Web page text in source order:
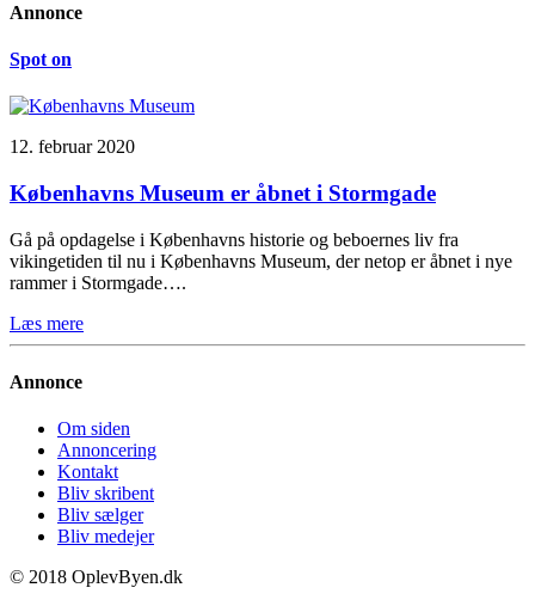
Annonce
Spot on
12. februar 2020
Københavns Museum er åbnet i Stormgade
Gå på opdagelse i Københavns historie og beboernes liv fra
vikingetiden til nu i Københavns Museum, der netop er åbnet i nye
rammer i Stormgade….
Læs mere
Annonce
Om siden
Annoncering
Kontakt
Bliv skribent
Bliv sælger
Bliv medejer
© 2018 OplevByen.dk